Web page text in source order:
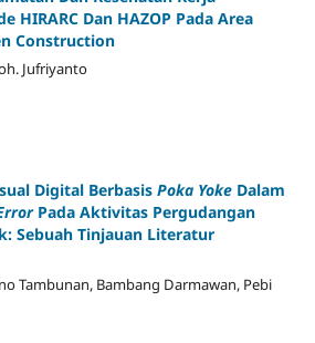
HIRARC Dan HAZOP Pada Area
Construction
Jufriyanto
Digital Berbasis Poka YokeDalam
Pada Aktivitas Pergudangan
Sebuah Tinjauan Literatur
Tambunan, Bambang Darmawan, Pebi